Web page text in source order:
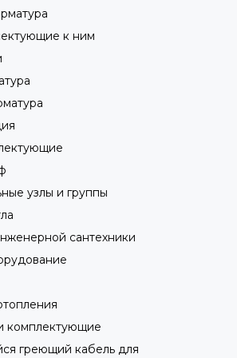
к ним
узлы и группы
сантехники
комплектующие
греющий кабель для